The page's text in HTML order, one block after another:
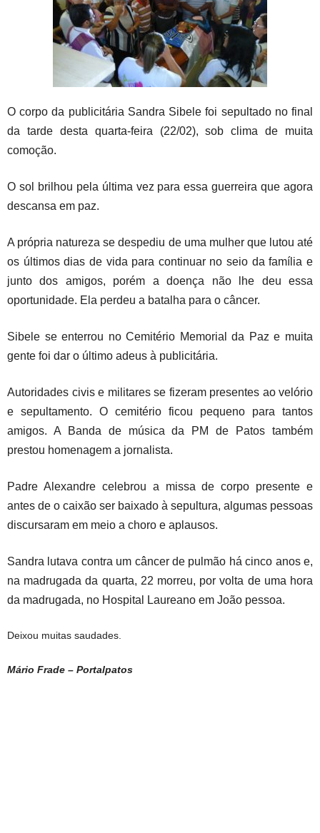
O corpo da publicitária Sandra Sibele foi sepultado no final
da tarde desta quarta-feira (22/02), sob clima de muita
comoção.
O sol brilhou pela última vez para essa guerreira que agora
descansa em paz.
A própria natureza se despediu de uma mulher que lutou até
os últimos dias de vida para continuar no seio da família e
junto dos amigos, porém a doença não lhe deu essa
oportunidade. Ela perdeu a batalha para o câncer.
Sibele se enterrou no Cemitério Memorial da Paz e muita
gente foi dar o último adeus à publicitária.
Autoridades civis e militares se fizeram presentes ao velório
e sepultamento. O cemitério ficou pequeno para tantos
amigos. A Banda de música da PM de Patos também
prestou homenagem a jornalista.
Padre Alexandre celebrou a missa de corpo presente e
antes de o caixão ser baixado à sepultura, algumas pessoas
discursaram em meio a choro e aplausos.
Sandra lutava contra um câncer de pulmão há cinco anos e,
na madrugada da quarta, 22 morreu, por volta de uma hora
da madrugada, no Hospital Laureano em João pessoa.
Deixou muitas saudades.
Mário Frade – Portalpatos